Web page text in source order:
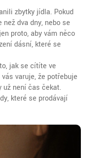
zbytky jídla. Pokud
dva dny, nebo se
proto, aby vám něco
dásní, které se
jak se cítíte ve
varuje, že potřebuje
už není čas čekat.
které se prodávají